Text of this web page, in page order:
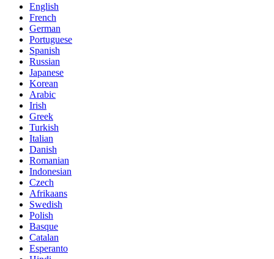
English
French
German
Portuguese
Spanish
Russian
Japanese
Korean
Arabic
Irish
Greek
Turkish
Italian
Danish
Romanian
Indonesian
Czech
Afrikaans
Swedish
Polish
Basque
Catalan
Esperanto